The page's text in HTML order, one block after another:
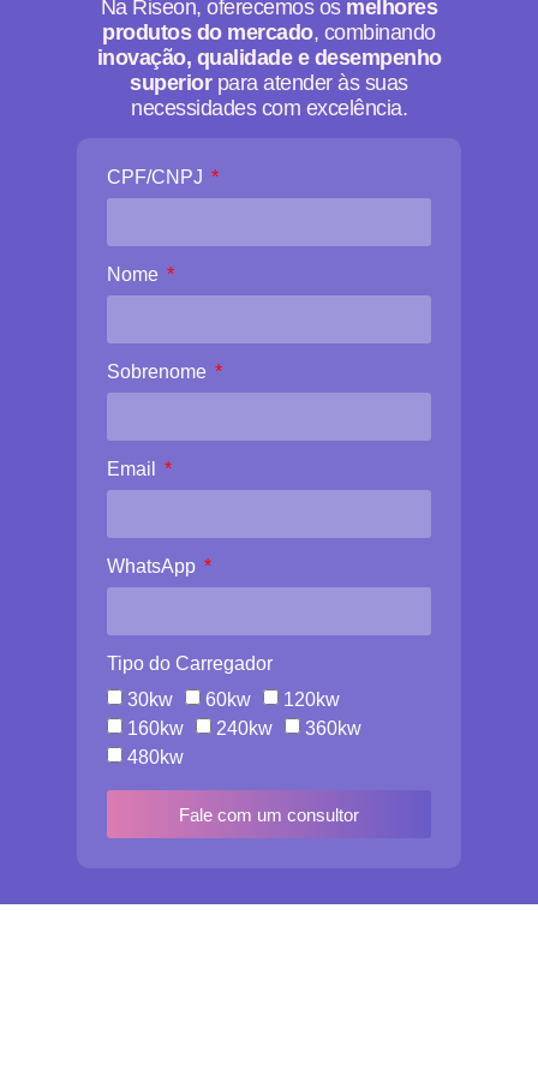
Saiba mais
Na Riseon, oferecemos os melhores
produtos do mercado, combinando
inovação, qualidade e desempenho
superiorpara atender às suas
necessidades com excelência.
CPF/CNPJ
Nome
Sobrenome
Email
WhatsApp
Tipo do Carregador
30kw
60kw
120kw
160kw
240kw
360kw
480kw
Fale com um consultor